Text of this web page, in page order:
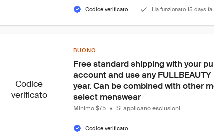
Codice verificato Ha funzionato 15 days fa
Codice
verificato
BUONO
Free standard shipping with your
account and use any
year. Can be combined with other
select menswear
Minimo $75 • Si applicano esclusioni
Codice verificato